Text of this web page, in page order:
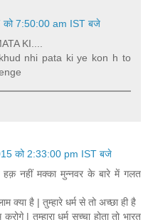
को 7:50:00 am IST बजे
KI....
nhi pata ki ye kon h to
को 2:33:00 pm IST बजे
नहीं मक्का मुन्नवर के बारे में गलत
क्या है | तुम्हारे धर्म से तो अच्छा ही है
| तुम्हारा धर्म सच्चा होता तो भारत